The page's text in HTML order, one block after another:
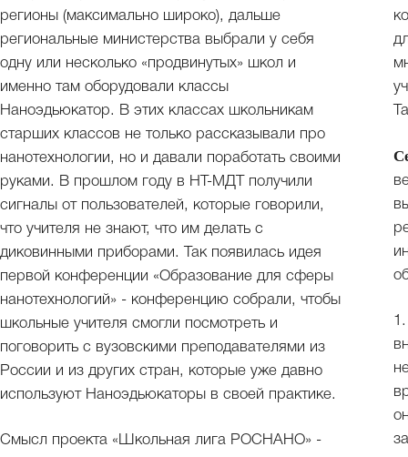
регионы (максимально широко), дальше
региональные министерства выбрали у себя
одну или несколько «продвинутых» школ и
именно там оборудовали классы
Наноэдьюкатор. В этих классах школьникам
старших классов не только рассказывали про
нанотехнологии, но и давали поработать своими
руками. В прошлом году в НТ-МДТ получили
сигналы от пользователей, которые говорили,
что учителя не знают, что им делать с
диковинными приборами. Так появилась идея
первой конференции «Образование для сферы
нанотехнологий» - конференцию собрали, чтобы
школьные учителя смогли посмотреть и
поговорить с вузовскими преподавателями из
России и из других стран, которые уже давно
используют Наноэдьюкаторы в своей практике.
Смысл проекта «Школьная лига РОСНАНО» -